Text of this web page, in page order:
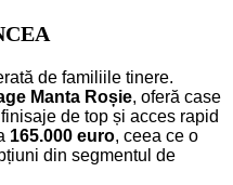
de familiile tinere.
Manta Roșie, oferă case
de top și acces rapid
165.000 euro, ceea ce o
din segmentul de